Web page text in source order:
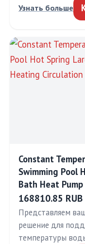
Узнать больше
Constant
Swimming Pool
Bath Heat
168810.85 RUB
Представляем
решение для
температуры